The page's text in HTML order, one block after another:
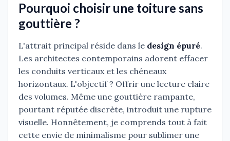
Pourquoi choisir une toiture sans
gouttière ?
L'attrait principal réside dans le design épuré.
Les architectes contemporains adorent effacer
les conduits verticaux et les chéneaux
horizontaux. L'objectif ? Offrir une lecture claire
des volumes. Même une gouttière rampante,
pourtant réputée discrète, introduit une rupture
visuelle. Honnêtement, je comprends tout à fait
cette envie de minimalisme pour sublimer une